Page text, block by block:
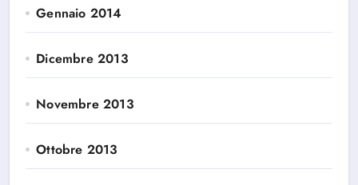
Gennaio 2014
Dicembre 2013
Novembre 2013
Ottobre 2013